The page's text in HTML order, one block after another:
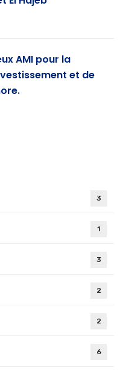
AMI pour la
et de
3
1
3
2
2
6